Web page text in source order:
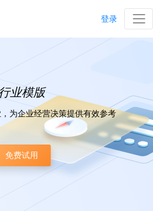
登录
业模版
为企业经营决策提供有效参考
免费试用